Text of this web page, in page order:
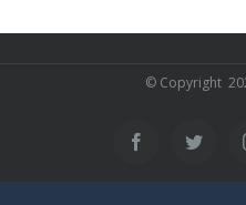
© Copyright
Facebook